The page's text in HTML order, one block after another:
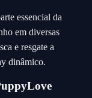
essencial da
em diversas
e resgate a
dinâmico.